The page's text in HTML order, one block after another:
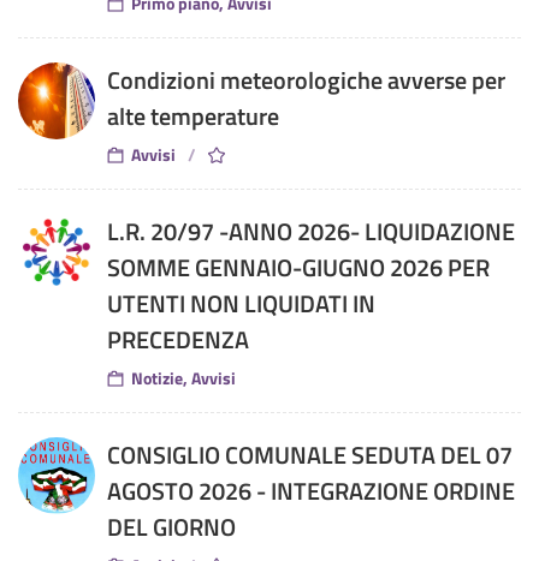
Condizioni meteorologiche avverse per
alte temperature
Avvisi
L.R. 20/97 -ANNO 2026- LIQUIDAZIONE
SOMME GENNAIO-GIUGNO 2026 PER
UTENTI NON LIQUIDATI IN
PRECEDENZA
Notizie, Avvisi
CONSIGLIO COMUNALE SEDUTA DEL 07
AGOSTO 2026 - INTEGRAZIONE ORDINE
DEL GIORNO